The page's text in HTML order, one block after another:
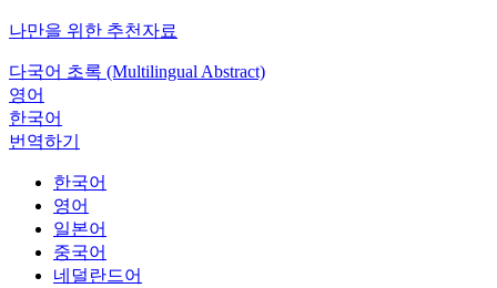
나만을 위한 추천자료
다국어 초록 (Multilingual Abstract)
영어
한국어
번역하기
한국어
영어
일본어
중국어
네덜란드어